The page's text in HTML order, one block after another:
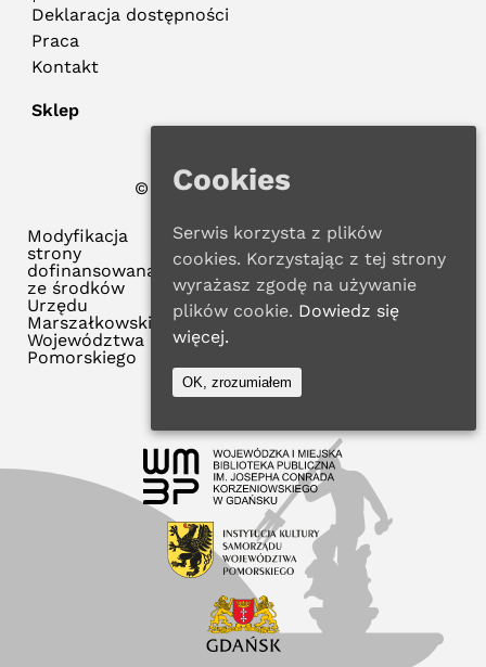
Deklaracja dostępności
Praca
Kontakt
Sklep
© 2022 WMBP w Gdańsku
Modyfikacja
strony
dofinansowana
ze środków
Urzędu
Marszałkowskiego
Województwa
Pomorskiego
Cookies
Serwis korzysta z plików
cookies. Korzystając z tej strony
wyrażasz zgodę na używanie
plików cookie. Dowiedz się
więcej.
OK, zrozumiałem